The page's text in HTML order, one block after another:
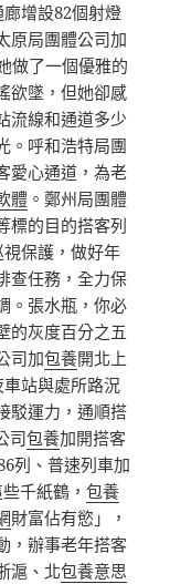
增設82個射燈
原局團體公司加
做了一個優雅的
欲墜，但她卻感
流線和通道多少
。呼和浩特局團
愛心通道，為老
體 。鄭州局團體
標的目的搭客列
保護，做好年
查任務，全力保
。張水瓶，你必
的灰度百分之五
司加包養開北上
站與處所路況
駁運力，通順搭
司包養加開搭客
列、普速列車加
千紙鶴，包養
財富佔有慾」，
，辦事老年搭客
滬、北包養意思